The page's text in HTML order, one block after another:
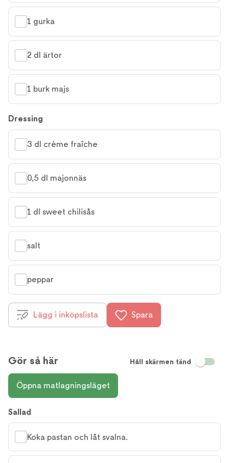
1 gurka
2 dl ärtor
1 burk majs
Dressing
3 dl crème fraîche
0,5 dl majonnäs
1 dl sweet chilisås
salt
peppar
Lägg i inköpslista Spara
Gör så här Håll skärmen tänd
Öppna matlagningsläget
Sallad
Koka pastan och låt svalna.